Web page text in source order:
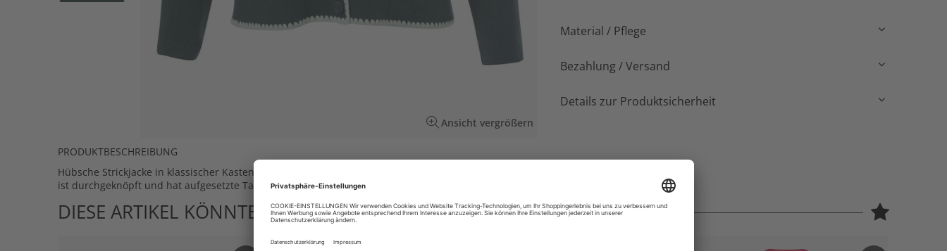
Ansicht vergrößern
PRODUKTBESCHREIBUNG
Hübsche Strickjacke in klassischer Kastenform in einfarbigem Design mit Kontraststreifen. Die Jacke
ist durchgeknöpft und hat aufgesetzte Taschen.
Material / Pflege
Bezahlung / Versand
Details zur Produktsicherheit
DIESE ARTIKEL KÖNNTEN IHNEN AUCH GEFALLEN